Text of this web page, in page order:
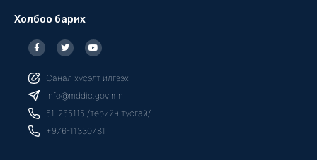
Холбоо барих
F
a
c
b
o
o
k
f
T
w
i
t
r
Y
o
u
u
e
Санал хүсэлт илгээх
info@mddic.gov.mn
51-265115 /төрийн тусгай/
+976-11330781